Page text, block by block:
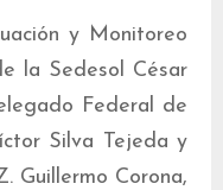
y Monitoreo
la Sedesol César
Federal de
Silva Tejeda y
Guillermo Corona,